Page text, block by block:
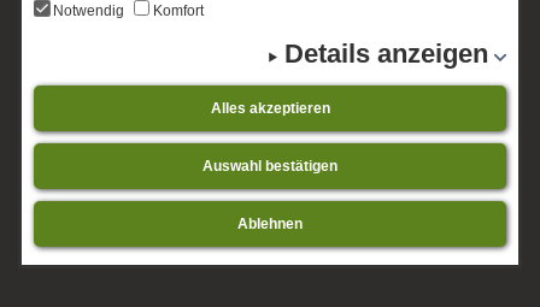
Notwendig
Komfort
Details anzeigen
Alles akzeptieren
Auswahl bestätigen
Ablehnen